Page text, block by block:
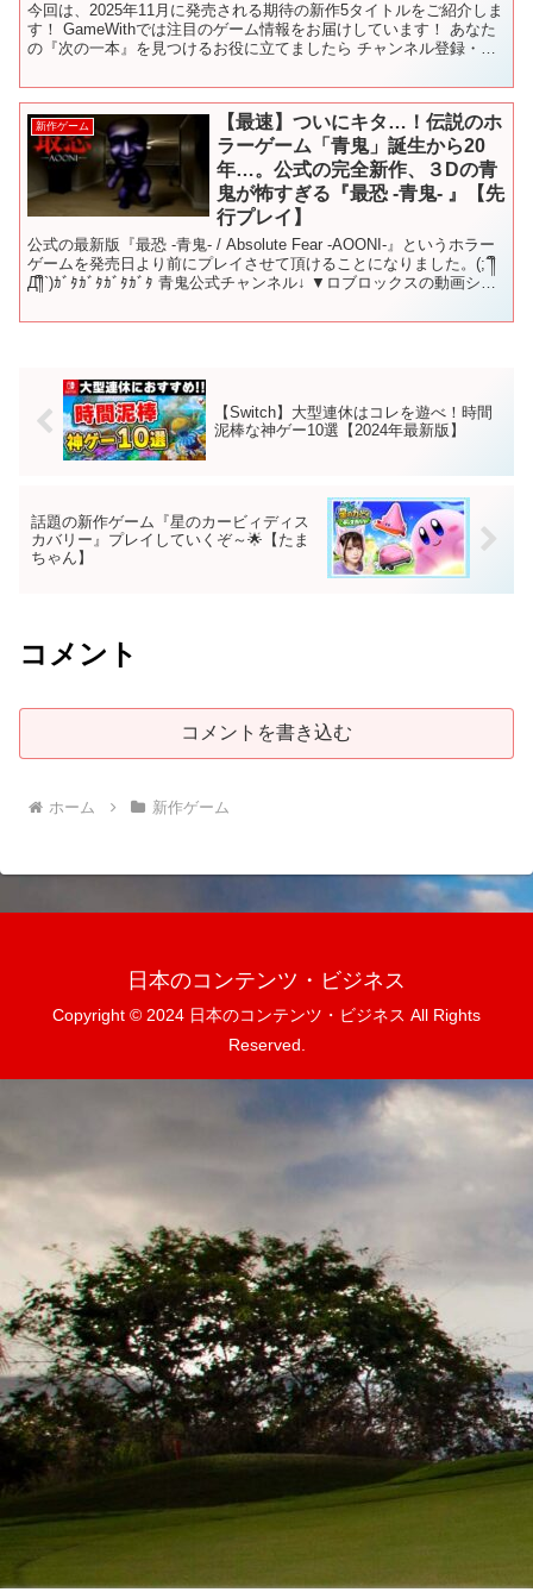
今回は、2025年11月に発売される期待の新作5タイトルをご紹介しま
す！ GameWithでは注目のゲーム情報をお届けしています！ あなた
の『次の一本』を見つけるお役に立てましたら チャンネル登録・高
新作ゲーム
【最速】ついにキタ…！伝説のホ
ラーゲーム「青鬼」誕生から20
年…。公式の完全新作、３Dの青
鬼が怖すぎる『最恐 -青鬼- 』【先
行プレイ】
公式の最新版『最恐 -青鬼- / Absolute Fear -AOONI-』というホラー
ゲームを発売日より前にプレイさせて頂けることになりました。(;´༎ຶ
Д༎ຶ`)ｶﾞﾀｶﾞﾀｶﾞﾀｶﾞﾀ 青鬼公式チャンネル↓ ▼ロブロックスの動画シ
【Switch】大型連休はコレを遊べ！時間
泥棒な神ゲー10選【2024年最新版】
話題の新作ゲーム『星のカービィディス
カバリー』プレイしていくぞ～🌟【たま
ちゃん】
コメント
コメントを書き込む
ホーム 新作ゲーム
日本のコンテンツ・ビジネス
Copyright © 2024 日本のコンテンツ・ビジネス All Rights
Reserved.